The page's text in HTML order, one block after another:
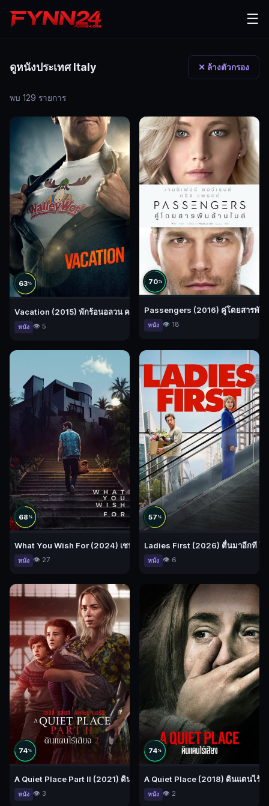
☰
🔍
เข้า
สู่
ระบบ
ดูหนังประเทศ Italy ✕ ล้างตัวกรอง
พบ 129 รายการ
63%
Vacation (2015) พักร้อนอลวน ครอบครัวอลเวง
หนัง 👁️ 5
70%
Passengers (2016) คู่โดยสารพัน
หนัง 👁️ 18
68 %
What You Wish For (2024) เชฟมื้อสยอง
หนัง 👁️ 27
57 %
Ladies First (2026) ตื่นมาอีกที โ
หนัง 👁️ 6
74%
A Quiet Place Part II (2021) ดินแดนไร้เสียง 2
หนัง 👁️ 3
74%
A Quiet Place (2018) ดินแดนไร้เสี
หนัง 👁️ 2